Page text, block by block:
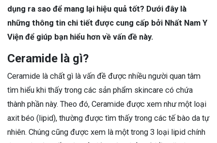
dụng ra sao để mang lại hiệu quả tốt? Dưới đây là
những thông tin chi tiết được cung cấp bởi Nhất Nam Y
Viện để giúp bạn hiểu hơn về vấn đề này.
Ceramide là gì?
Ceramide là chất gì là vấn đề được nhiều người quan tâm
tìm hiểu khi thấy trong các sản phẩm skincare có chứa
thành phần này. Theo đó, Ceramide được xem như một loại
axit béo (lipid), thường được tìm thấy trong các tế bào da tự
nhiên. Chúng cũng được xem là một trong 3 loại lipid chính